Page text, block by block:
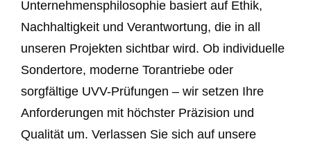
Unternehmensphilosophie basiert auf Ethik,
Nachhaltigkeit und Verantwortung, die in all
unseren Projekten sichtbar wird. Ob individuelle
Sondertore, moderne Torantriebe oder
sorgfältige UVV-Prüfungen – wir setzen Ihre
Anforderungen mit höchster Präzision und
Qualität um. Verlassen Sie sich auf unsere